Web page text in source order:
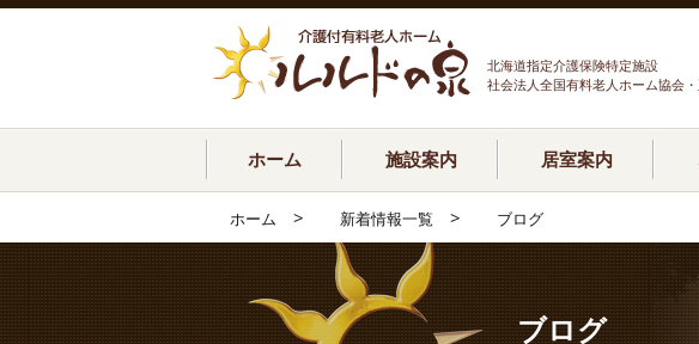
北海道指定介護保険特定施設
社会法人全国有料老人ホーム協会
ホーム 施設案内 居室案内
ホーム > 新着情報一覧 > ブログ
ブログ